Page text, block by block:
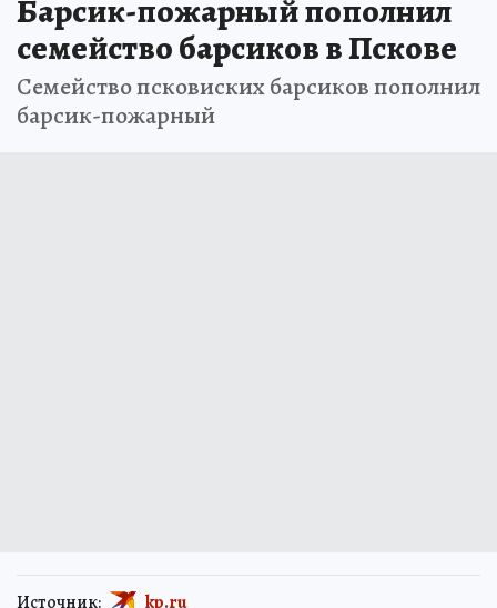
Барсик-пожарный пополнил
семейство барсиков в Пскове
Семейство псковиских барсиков пополнил
барсик-пожарный
Источник: kp.ru